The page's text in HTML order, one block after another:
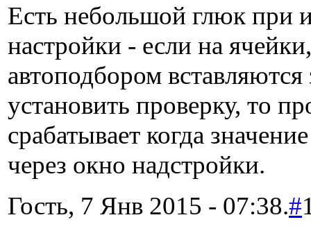
Есть небольшой глюк при
настройки - если на
автоподбором вставляются
установить проверку, то
срабатывает когда
через окно надстройки.
Гость, 7 Янв 2015 - 07:38.#